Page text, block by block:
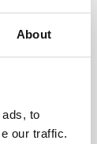
About
to
our traffic.
con la
un
le indicazioni